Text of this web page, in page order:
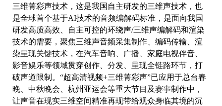
三维菁彩声技术，这是我国自主研发的三维声技术，也
是全球首个基于AI技术的音频编解码标准，是面向我国
研发高质高效、自主可控的环绕声/三维声编解码和渲染
技术的需要，聚焦三维声音频采集制作、编码传输、渲
染呈现关键技术，在汽车音响、广播、家庭电视伴音、
影音娱乐等领域贯穿创作、分发、呈现全链路环节，打
破声道限制。“超高清视频+三维菁彩声”已应用于总台春
晚、中秋晚会、杭州亚运会等重大节目及赛事制作中，
让声音在现实三维空间精准再现带给观众身临其境的沉